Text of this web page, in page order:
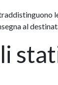
al